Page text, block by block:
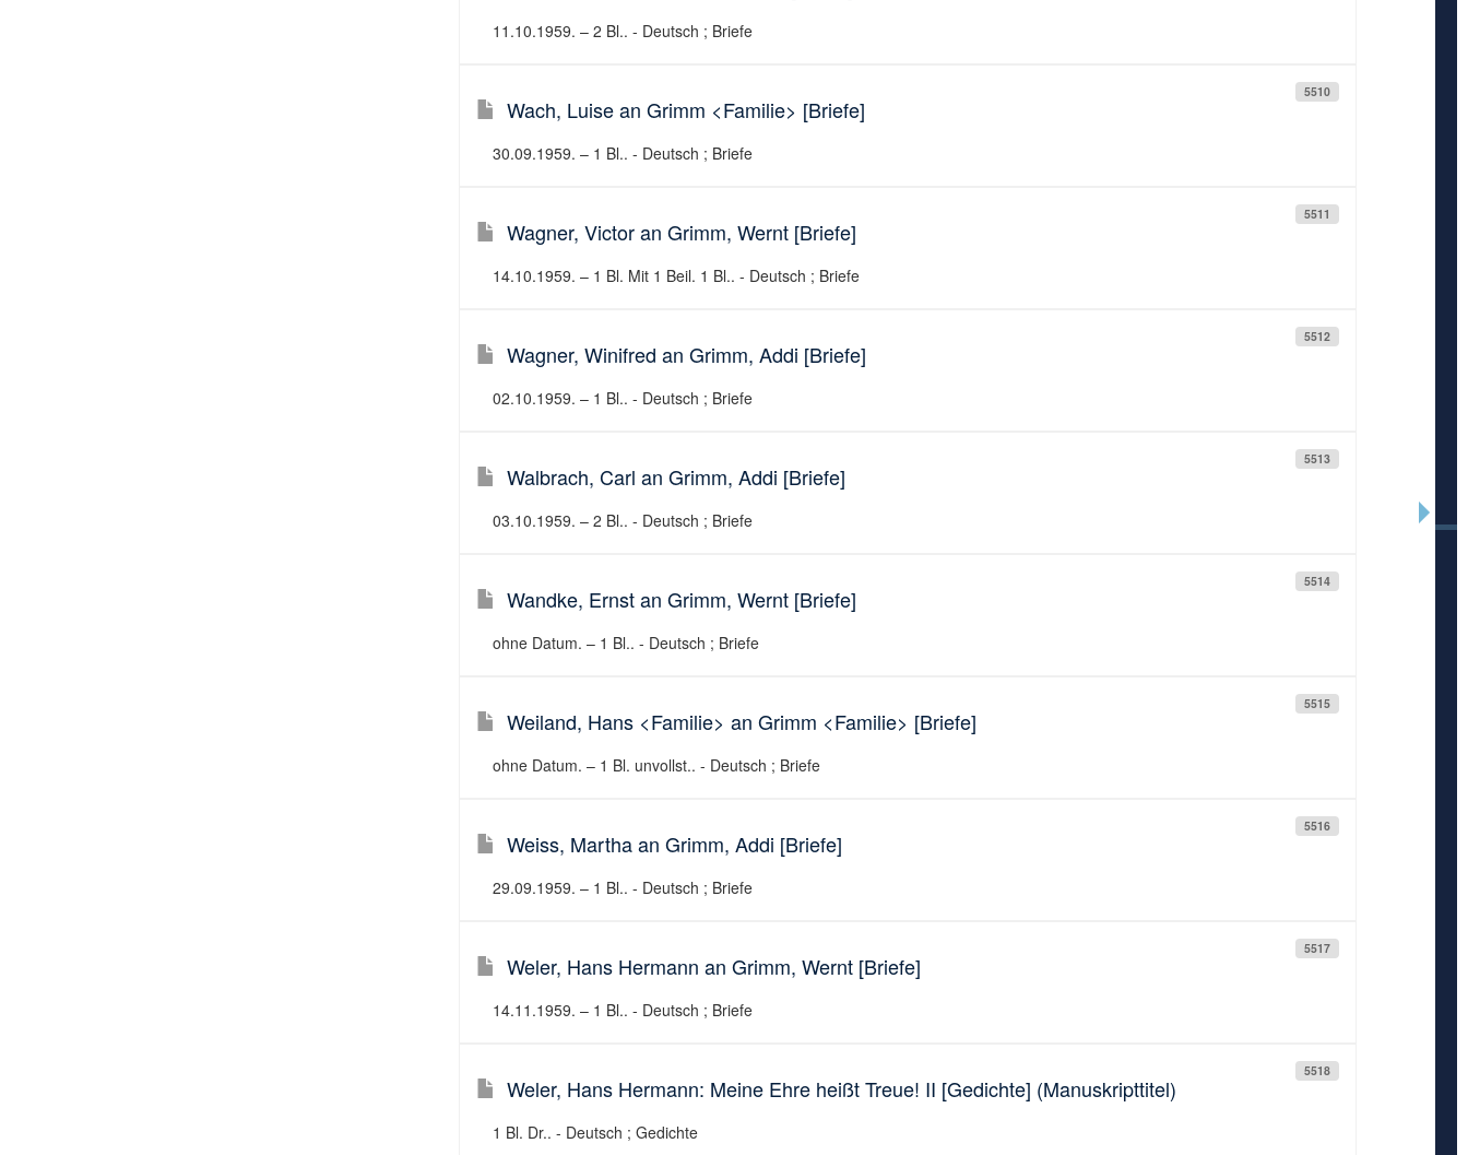
11.10.1959. – 2 Bl.. - Deutsch ; Briefe
5510
Wach, Luise an Grimm <Familie> [Briefe]
30.09.1959. – 1 Bl.. - Deutsch ; Briefe
5511
Wagner, Victor an Grimm, Wernt [Briefe]
14.10.1959. – 1 Bl. Mit 1 Beil. 1 Bl.. - Deutsch ; Briefe
5512
Wagner, Winifred an Grimm, Addi [Briefe]
02.10.1959. – 1 Bl.. - Deutsch ; Briefe
5513
Walbrach, Carl an Grimm, Addi [Briefe]
03.10.1959. – 2 Bl.. - Deutsch ; Briefe
5514
Wandke, Ernst an Grimm, Wernt [Briefe]
ohne Datum. – 1 Bl.. - Deutsch ; Briefe
5515
Weiland, Hans <Familie> an Grimm <Familie> [Briefe]
ohne Datum. – 1 Bl. unvollst.. - Deutsch ; Briefe
5516
Weiss, Martha an Grimm, Addi [Briefe]
29.09.1959. – 1 Bl.. - Deutsch ; Briefe
5517
Weler, Hans Hermann an Grimm, Wernt [Briefe]
14.11.1959. – 1 Bl.. - Deutsch ; Briefe
5518
Weler, Hans Hermann: Meine Ehre heißt Treue! II [Gedichte] (Manuskripttitel)
1 Bl. Dr.. - Deutsch ; Gedichte